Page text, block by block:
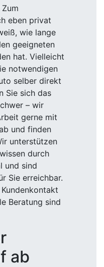
eben privat
wie lange
geeigneten
hat. Vielleicht
notwendigen
selber direkt
Sie sich das
– wir
gerne mit
und finden
unterstützen
durch
und sind
Sie erreichbar.
Beratung sind
ab